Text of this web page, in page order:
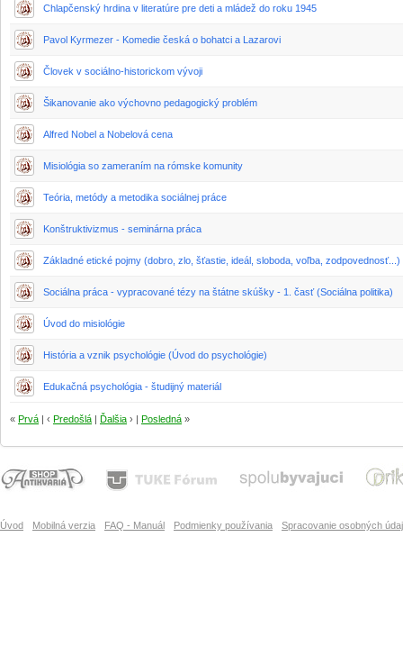
Chlapčenský hrdina v literatúre pre deti a mládež do roku 1945
Pavol Kyrmezer - Komedie česká o bohatci a Lazarovi
Človek v sociálno-historickom vývoji
Šikanovanie ako výchovno pedagogický problém
Alfred Nobel a Nobelová cena
Misiológia so zameraním na rómske komunity
Teória, metódy a metodika sociálnej práce
Konštruktivizmus - seminárna práca
Základné etické pojmy (dobro, zlo, šťastie, ideál, sloboda, voľba, zodpovednosť...)
Sociálna práca - vypracované tézy na štátne skúšky - 1. časť (Sociálna politika)
Úvod do misiológie
História a vznik psychológie (Úvod do psychológie)
Edukačná psychológia - študijný materiál
« Prvá | ‹ Predošlá Ďalšia › | Posledná »
Úvod Mobilná verzia FAQ - Manuál Podmienky používania Spracovanie osobných